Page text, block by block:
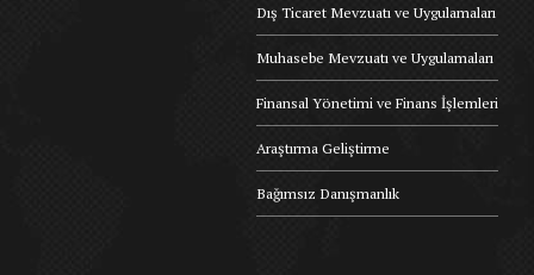
Dış Ticaret Mevzuatı ve Uygulamaları
Muhasebe Mevzuatı ve Uygulamaları
Finansal Yönetimi ve Finans İşlemleri
Araştırma Geliştirme
Bağımsız Danışmanlık